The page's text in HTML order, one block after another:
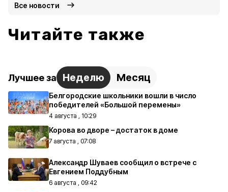
Все новости
Читайте также
Лучшее за Неделю Месяц
Белгородские школьники вошли в число
победителей «Большой перемены»
4 августа , 10:29
Корова во дворе – достаток в доме
7 августа , 07:08
Александр Шуваев сообщил о встрече с
Евгением Поддубным
6 августа , 09:42